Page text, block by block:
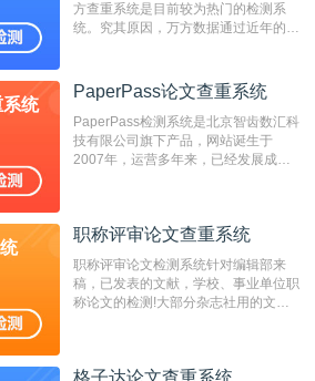
方查重系统是目前较为热门的检测系
统。究其原因，万方数据通过近年的发
检测系统，其真实性和权威性无可厚
非。其次，相对于知网而言，万方检测
费用少，上手容易，是学生初次论文查
重的推荐系统。
统
PaperPass论文查重系统
PaperPass检测系统是北京智齿数汇科
技有限公司旗下产品，网站诞生于
2007年，运营多年来，已经发展成为
检测速度快、精度高，市场反映良好。
职称评审论文查重系统
职称评审论文检测系统针对编辑部来
稿，已发表的文献，学校、事业单位职
称论文的检测!大部分杂志社用的文献
编辑部检测来稿和已发表的文献,检测